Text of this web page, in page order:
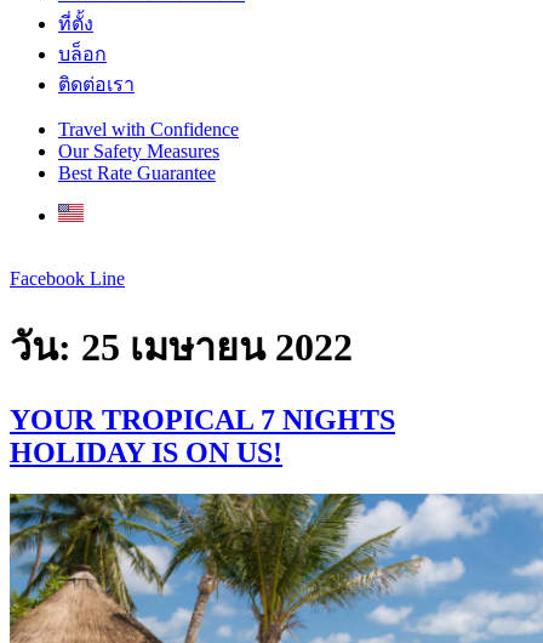
ที่ตั้ง
บล็อก
ติดต่อเรา
Travel with Confidence
Our Safety Measures
Best Rate Guarantee
Facebook Line
วัน: 25 เมษายน 2022
YOUR TROPICAL 7 NIGHTS
HOLIDAY IS ON US!